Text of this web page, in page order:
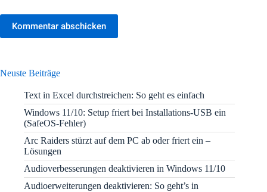
Kommentar abschicken
Neuste Beiträge
Text in Excel durchstreichen: So geht es einfach
Windows 11/10: Setup friert bei Installations-USB ein
(SafeOS-Fehler)
Arc Raiders stürzt auf dem PC ab oder friert ein –
Lösungen
Audioverbesserungen deaktivieren in Windows 11/10
Audioerweiterungen deaktivieren: So geht’s in